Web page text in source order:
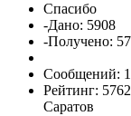
Спасибо
-Дано: 5908
-Получено:
Сообщений:
Рейтинг: 5762
Саратов